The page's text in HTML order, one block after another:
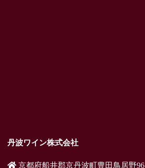
丹波ワイン株式会社
京都府船井郡京丹波町豊田鳥居野96